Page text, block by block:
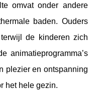
omvat onder andere
baden. Ouders
de kinderen zich
animatieprogramma’s
plezier en ontspanning
het hele gezin.